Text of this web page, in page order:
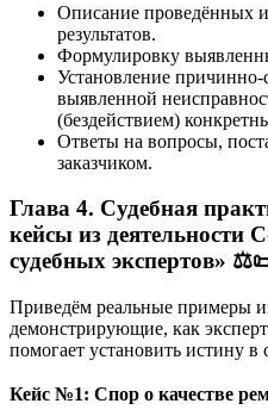
Описание проведённых
результатов.
Формулировку
Установление причинно-
выявленной
(бездействием)
Ответы на вопросы,
заказчиком.
Глава 4. Судебная
кейсы из деятельности
судебных экспертов»
Приведём реальные примеры
демонстрирующие, как
помогает установить истину в
Кейс №1: Спор о качестве